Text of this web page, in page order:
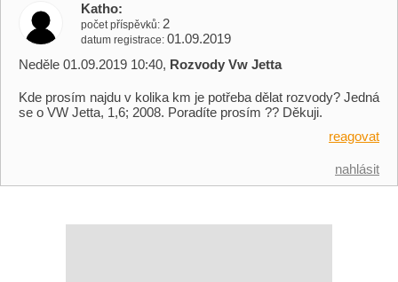
Katho
počet příspěvků 2
datum registrace 01.09.2019
Neděle 01.09.2019 10:40, Rozvody Vw Jetta
Kde prosím najdu v kolika km je potřeba dělat rozvody? Jedná
se o VW Jetta, 1,6; 2008. Poradíte prosím ?? Děkuji.
reagovat
nahlásit